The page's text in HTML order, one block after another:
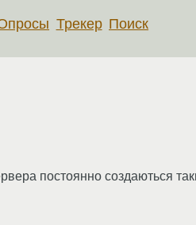
Трекер Поиск
постоянно создаються